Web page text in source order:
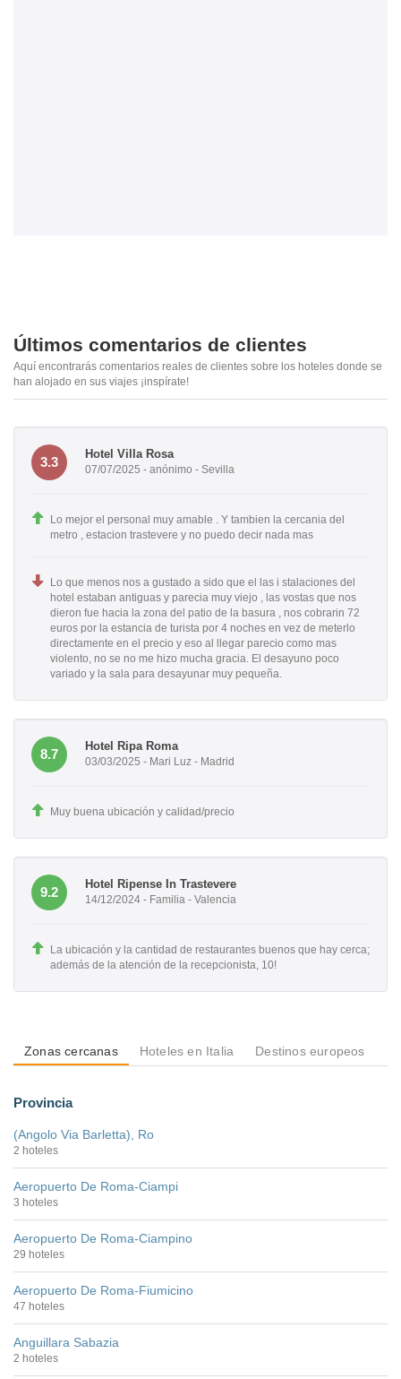
Últimos comentarios de clientes
Aquí encontrarás comentarios reales de clientes sobre los hoteles donde se
han alojado en sus viajes ¡inspírate!
3.3
Hotel Villa Rosa
07/07/2025 - anónimo - Sevilla
Lo mejor el personal muy amable . Y tambien la cercania del
metro , estacion trastevere y no puedo decir nada mas
Lo que menos nos a gustado a sido que el las i stalaciones del
hotel estaban antiguas y parecia muy viejo , las vostas que nos
dieron fue hacia la zona del patio de la basura , nos cobrarin 72
euros por la estancia de turista por 4 noches en vez de meterlo
directamente en el precio y eso al llegar parecio como mas
violento, no se no me hizo mucha gracia. El desayuno poco
variado y la sala para desayunar muy pequeña.
8.7
Hotel Ripa Roma
03/03/2025 - Mari Luz - Madrid
Muy buena ubicación y calidad/precio
9.2
Hotel Ripense In Trastevere
14/12/2024 - Familia - Valencia
La ubicación y la cantidad de restaurantes buenos que hay cerca;
además de la atención de la recepcionista, 10!
Zonas cercanas Hoteles en Italia Destinos europeos
Provincia
(Angolo Via Barletta), Ro
2 hoteles
Aeropuerto De Roma-Ciampi
3 hoteles
Aeropuerto De Roma-Ciampino
29 hoteles
Aeropuerto De Roma-Fiumicino
47 hoteles
Anguillara Sabazia
2 hoteles